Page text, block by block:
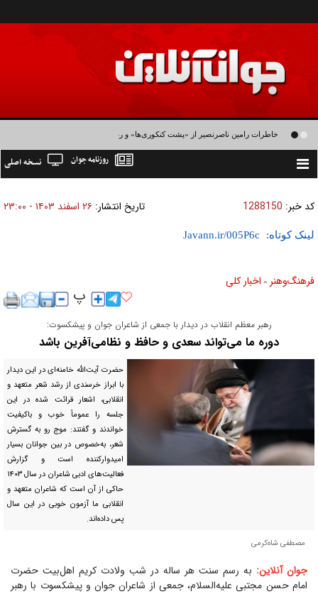
خاطرات رامین ناصرنصیر از «پشت‌ کنکوری‌ها» و رضا داوودنژاد: رضا کودک درون فعالی
Toggle
نسخه اصلی روزنامه جوان
کد خبر: 1288150 تاریخ انتشار: ۲۶ اسفند ۱۴۰۳ - ۲۳:۰۰
لینک کوتاه:
فرهنگ‌و‌هنر » اخبار كلی
رهبر معظم انقلاب در دیدار با جمعی از شاعران جوان و پیشکسوت:
دوره ما می‌تواند سعدی و حافظ و نظامی‌آفرین باشد
حضرت آیت‌الله خامنه‌ای در این دیدار
با ابراز خرسندی از رشد شعر متعهد و
انقلابی، اشعار قرائت شده در این
جلسه را عموماً خوب و باکیفیت
خواندند و گفتند: موج رو به گسترش
شعر، به‌خصوص در بین جوانان بسیار
امیدوارکننده است و گزارش
فعالیت‌های ادبی شاعران در سال ۱۴۰۳
حاکی از آن است که شاعران متعهد و
انقلابی ما آزمون خوبی در این سال
پس داده‌اند.
مصطفی شاه‌کرمی
جوان آنلاین: به رسم سنت هر ساله در شب ولادت کریم اهل‌بیت حضرت
امام حسن مجتبی علیه‌السلام، جمعی از شاعران جوان و پیشکسوت با رهبر